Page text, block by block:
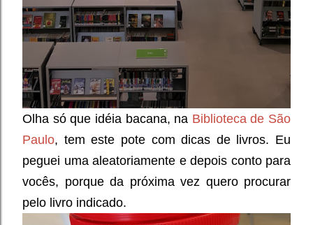
Olha só que idéia bacana, na Biblioteca de São
Paulo, tem este pote com dicas de livros. Eu
peguei uma aleatoriamente e depois conto para
vocês, porque da próxima vez quero procurar
pelo livro indicado.